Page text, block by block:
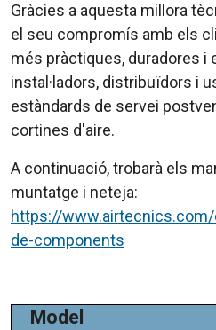
Gràcies a aquesta millora
el seu compromís amb els
més pràctiques, duradores i
instal·ladors, distribuïdors i
estàndards de servei
cortines d'aire.
A continuació, trobarà els
muntatge i neteja:
https://
de-components
Model